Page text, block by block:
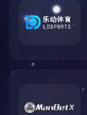
产品中心